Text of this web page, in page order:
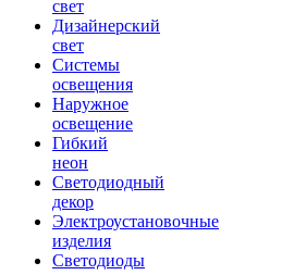
свет
Дизайнерский
свет
Системы
освещения
Наружное
освещение
Гибкий
неон
Светодиодный
декор
Электроустановочные
изделия
Светодиоды